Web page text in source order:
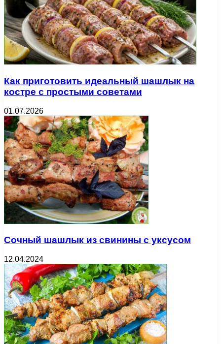
Как приготовить идеальный шашлык на
костре с простыми советами
01.07.2026
Сочный шашлык из свинины с уксусом
12.04.2024